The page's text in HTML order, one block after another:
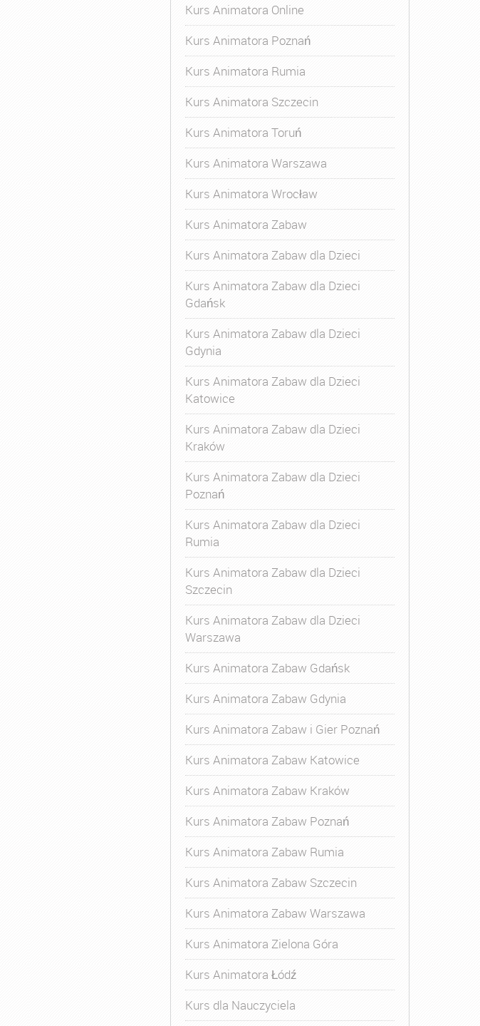
Kurs Animatora Online
Kurs Animatora Poznań
Kurs Animatora Rumia
Kurs Animatora Szczecin
Kurs Animatora Toruń
Kurs Animatora Warszawa
Kurs Animatora Wrocław
Kurs Animatora Zabaw
Kurs Animatora Zabaw dla Dzieci
Kurs Animatora Zabaw dla Dzieci
Gdańsk
Kurs Animatora Zabaw dla Dzieci
Gdynia
Kurs Animatora Zabaw dla Dzieci
Katowice
Kurs Animatora Zabaw dla Dzieci
Kraków
Kurs Animatora Zabaw dla Dzieci
Poznań
Kurs Animatora Zabaw dla Dzieci
Rumia
Kurs Animatora Zabaw dla Dzieci
Szczecin
Kurs Animatora Zabaw dla Dzieci
Warszawa
Kurs Animatora Zabaw Gdańsk
Kurs Animatora Zabaw Gdynia
Kurs Animatora Zabaw i Gier Poznań
Kurs Animatora Zabaw Katowice
Kurs Animatora Zabaw Kraków
Kurs Animatora Zabaw Poznań
Kurs Animatora Zabaw Rumia
Kurs Animatora Zabaw Szczecin
Kurs Animatora Zabaw Warszawa
Kurs Animatora Zielona Góra
Kurs Animatora Łódź
Kurs dla Nauczyciela